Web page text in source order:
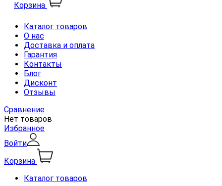
Корзина
Каталог товаров
О нас
Доставка и оплата
Гарантия
Контакты
Блог
Дисконт
Отзывы
Сравнение
Нет товаров
Избранное
Войти
Корзина
Каталог товаров